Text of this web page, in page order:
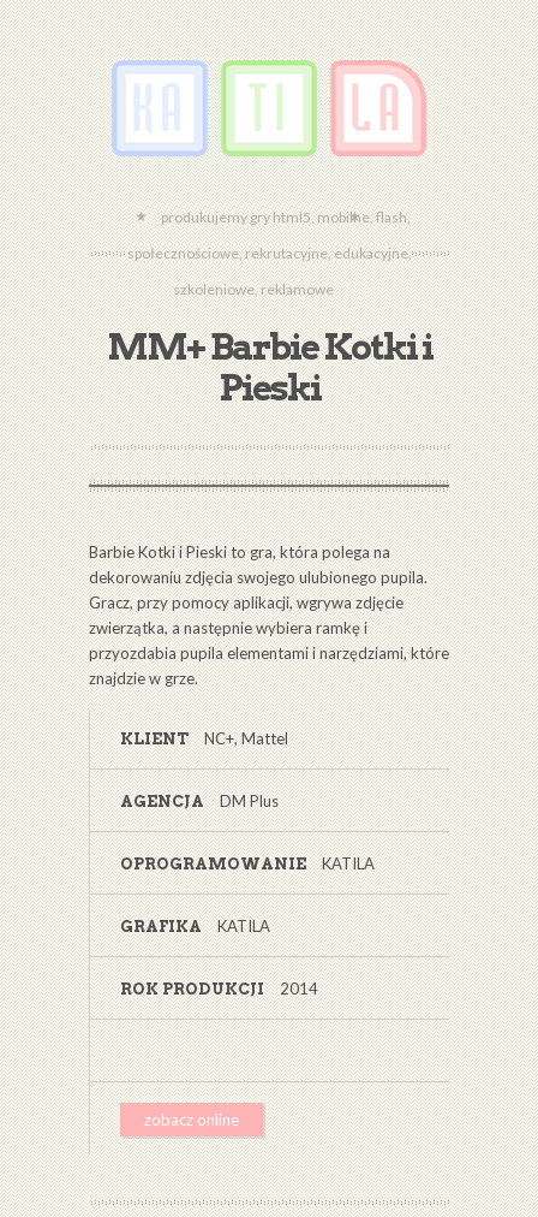
produkujemy gry html5, mobilne, flash,
społecznościowe, rekrutacyjne, edukacyjne,
szkoleniowe, reklamowe
MM+ Barbie Kotki i
Pieski
Barbie Kotki i Pieski to gra, która polega na
dekorowaniu zdjęcia swojego ulubionego pupila.
Gracz, przy pomocy aplikacji, wgrywa zdjęcie
zwierzątka, a następnie wybiera ramkę i
przyozdabia pupila elementami i narzędziami, które
znajdzie w grze.
KLIENT NC+, Mattel
AGENCJA DM Plus
OPROGRAMOWANIE KATILA
GRAFIKA KATILA
ROK PRODUKCJI 2014
zobacz online